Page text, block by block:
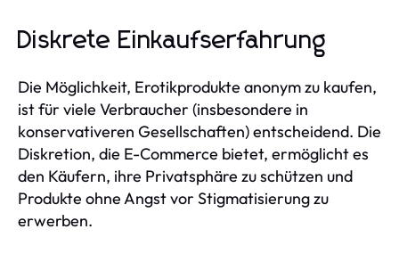
Diskrete Einkaufserfahrung
Die Möglichkeit, Erotikprodukte anonym zu kaufen,
ist für viele Verbraucher (insbesondere in
konservativeren Gesellschaften) entscheidend. Die
Diskretion, die E-Commerce bietet, ermöglicht es
den Käufern, ihre Privatsphäre zu schützen und
Produkte ohne Angst vor Stigmatisierung zu
erwerben.